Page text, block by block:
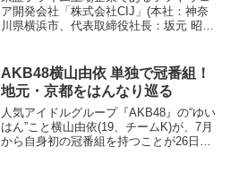
ア開発会社「株式会社CIJ」(本社：神奈
川県横浜市、代表取締役社長：坂元 昭
モバイルモーションキャプチャアプリ
「everym...
AKB48横山由依 単独で冠番組！
地元・京都をはんなり巡る
人気アイドルグループ『AKB48』の“ゆい
はん”こと横山由依(19、チームK)が、7月
から自身初の冠番組を持つことが26日、